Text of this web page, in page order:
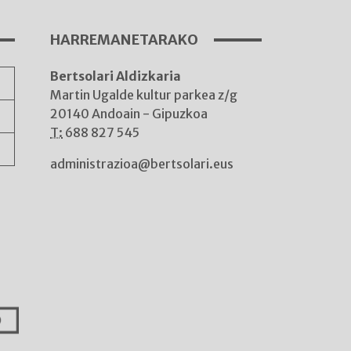
HARREMANETARAKO
Bertsolari Aldizkaria
Martin Ugalde kultur parkea z/g
20140 Andoain - Gipuzkoa
T: 688 827 545
administrazioa@bertsolari.eus